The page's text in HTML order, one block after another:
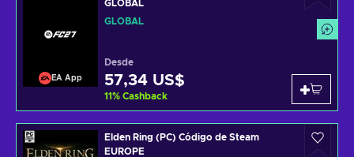
EA App
GLOBAL
GLOBAL
Desde
57,34 US$
11% Cashback
Elden Ring (PC) Código de Steam
EUROPE